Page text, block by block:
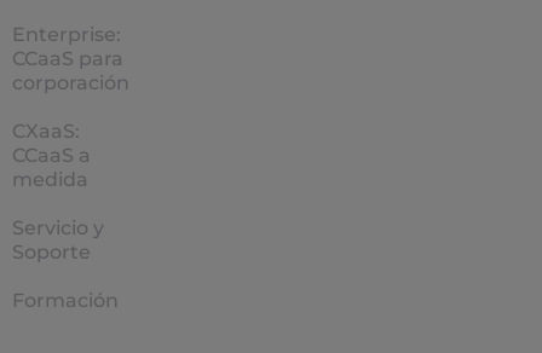
Enterprise:
CCaaS para
corporación
CXaaS:
CCaaS a
medida
Servicio y
Soporte
Formación